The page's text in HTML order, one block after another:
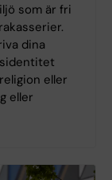
som är fri
dina
eller
eller